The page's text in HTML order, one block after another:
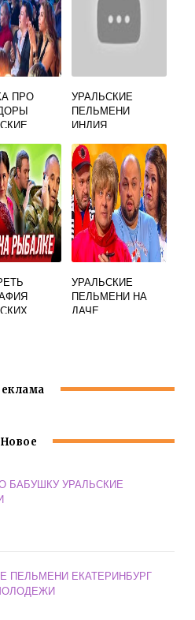
ПРО
УРАЛЬСКИЕ
ПЕЛЬМЕНИ
ИНДИЯ
УРАЛЬСКИЕ
ПЕЛЬМЕНИ НА
ДАЧЕ
Новое
БАБУШКУ УРАЛЬСКИЕ
ПЕЛЬМЕНИ ЕКАТЕРИНБУРГ